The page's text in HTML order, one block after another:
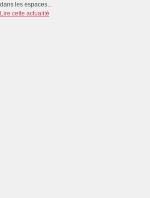
dans les espaces...
Lire cette actualité